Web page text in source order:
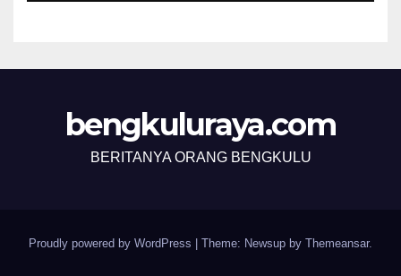
bengkuluraya.com
BERITANYA ORANG BENGKULU
Proudly powered by WordPress | Theme: Newsup by Themeansar.